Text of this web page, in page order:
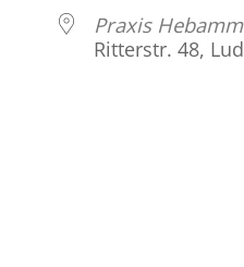
Praxis
Ritterstr. 48,